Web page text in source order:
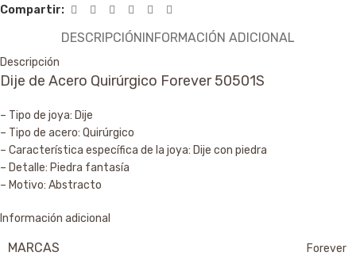
Compartir:
DESCRIPCIÓNINFORMACIÓN ADICIONAL
Descripción
Dije de Acero Quirúrgico Forever 50501S
– Tipo de joya: Dije
– Tipo de acero: Quirúrgico
– Característica específica de la joya: Dije con piedra
– Detalle: Piedra fantasía
– Motivo: Abstracto
Información adicional
MARCAS Forever